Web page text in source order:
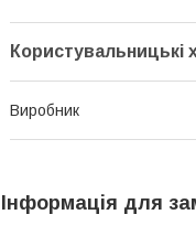
Користувальницькі
Виробник
Інформація для